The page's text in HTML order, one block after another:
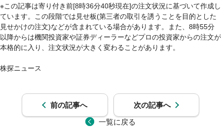
※この記事は寄り付き前[8時36分40秒現在]の注文状況に基づいて作成し
ています。この段階では見せ板(第三者の取引を誘うことを目的とした
見せかけの注文)などが含まれている場合があります。また、8時55分
以降からは機関投資家や証券ディーラーなどプロの投資家からの注文が
本格的に入り、注文状況が大きく変わることがあります。
前の記事へ
次の記事へ
一覧に戻る